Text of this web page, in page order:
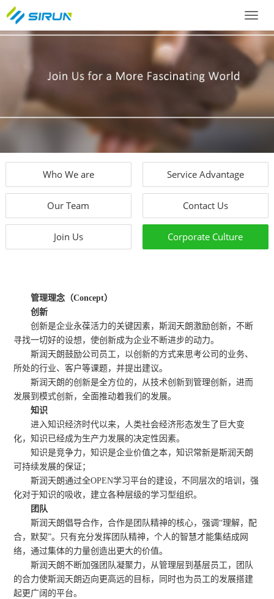
Toggle
Who We are Service Advantage
Our Team Contact Us
Join Us Corporate Culture
管理理念（Concept）
创新
创新是企业永葆活力的关键因素，斯润天朗激励创新，不断
寻找一切好的设想，使创新成为企业不断进步的动力。
斯润天朗鼓励公司员工，以创新的方式来思考公司的业务、
所处的行业、客户等课题，并提出建议。
斯润天朗的创新是全方位的，从技术创新到管理创新，进而
发展到模式创新，全面推动着我们的发展。
知识
进入知识经济时代以来，人类社会经济形态发生了巨大变
化，知识已经成为生产力发展的决定性因素。
知识是竞争力，知识是企业价值之本，知识常新是斯润天朗
可持续发展的保证；
斯润天朗通过全OPEN学习平台的建设，不同层次的培训，强
化对于知识的吸收，建立各种层级的学习型组织。
团队
斯润天朗倡导合作，合作是团队精神的核心，强调“理解，配
合，默契”。只有充分发挥团队精神，个人的智慧才能集结成网
络，通过集体的力量创造出更大的价值。
斯润天朗不断加强团队凝聚力，从管理层到基层员工，团队
的合力使斯润天朗迈向更高远的目标，同时也为员工的发展搭建
起更广阔的平台。